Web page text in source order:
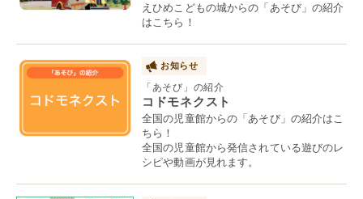
えひめこどもの城からの「あそび」の紹介
はこちら！
お知らせ
「あそび」の紹介
コドモネクスト
全国の児童館からの「あそび」の紹介はこ
ちら！
全国の児童館から発信されている遊びのレ
シピや動画が見れます。